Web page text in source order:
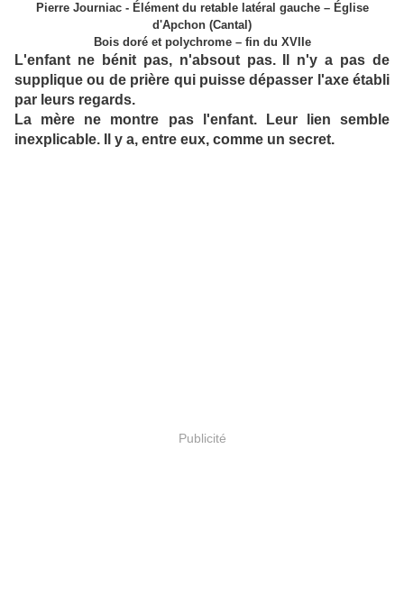
Pierre Journiac - Élément du retable latéral gauche – Église
d'Apchon (Cantal)
Bois doré et polychrome – fin du XVIIe
L'enfant ne bénit pas, n'absout pas. Il n'y a pas de
supplique ou de prière qui puisse dépasser l'axe établi
par leurs regards.
La mère ne montre pas l'enfant. Leur lien semble
inexplicable. Il y a, entre eux, comme un secret.
Publicité